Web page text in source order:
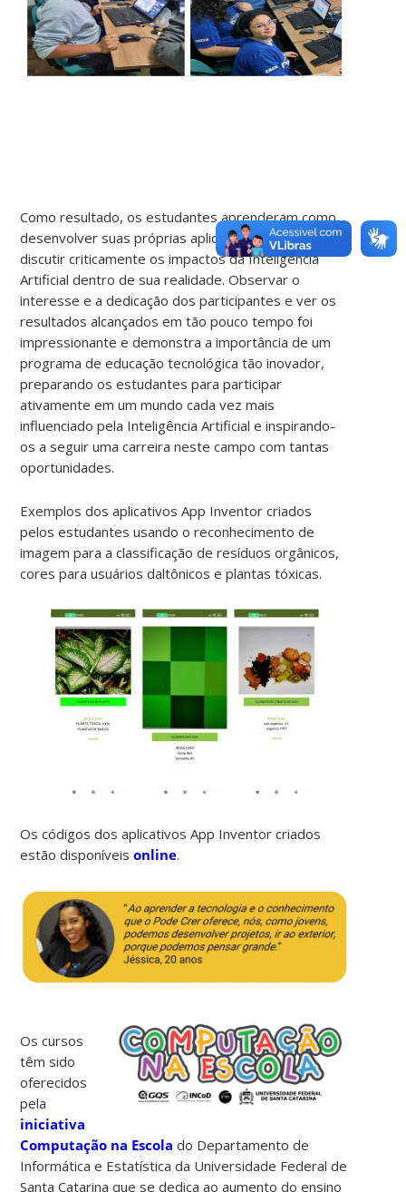
Como resultado, os estudantes aprenderam como
desenvolver suas próprias aplicações inteligentes e
discutir criticamente os impactos da Inteligência
Artificial dentro de sua realidade. Observar o
interesse e a dedicação dos participantes e ver os
resultados alcançados em tão pouco tempo foi
impressionante e demonstra a importância de um
programa de educação tecnológica tão inovador,
preparando os estudantes para participar
ativamente em um mundo cada vez mais
influenciado pela Inteligência Artificial e inspirando-
os a seguir uma carreira neste campo com tantas
oportunidades.
Exemplos dos aplicativos App Inventor criados
pelos estudantes usando o reconhecimento de
imagem para a classificação de resíduos orgânicos,
cores para usuários daltônicos e plantas tóxicas.
Os códigos dos aplicativos App Inventor criados
estão disponíveisonline.
Os cursos
têm sido
oferecidos
pela
iniciativa
Computação na Escola do Departamento de
Informática e Estatística da Universidade Federal de
Santa Catarina que se dedica ao aumento do ensino